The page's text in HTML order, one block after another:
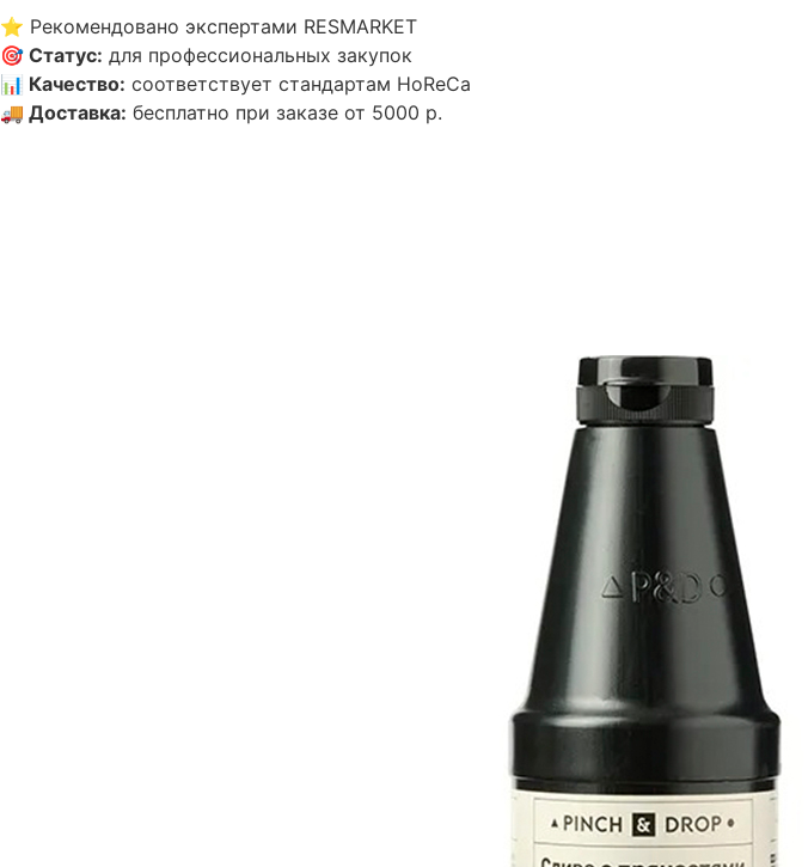
⭐ Рекомендовано экспертами RESMARKET
🎯 Статус: для профессиональных закупок
📊 Качество: соответствует стандартам HoReCa
🚚 Доставка: бесплатно при заказе от 5000 р.